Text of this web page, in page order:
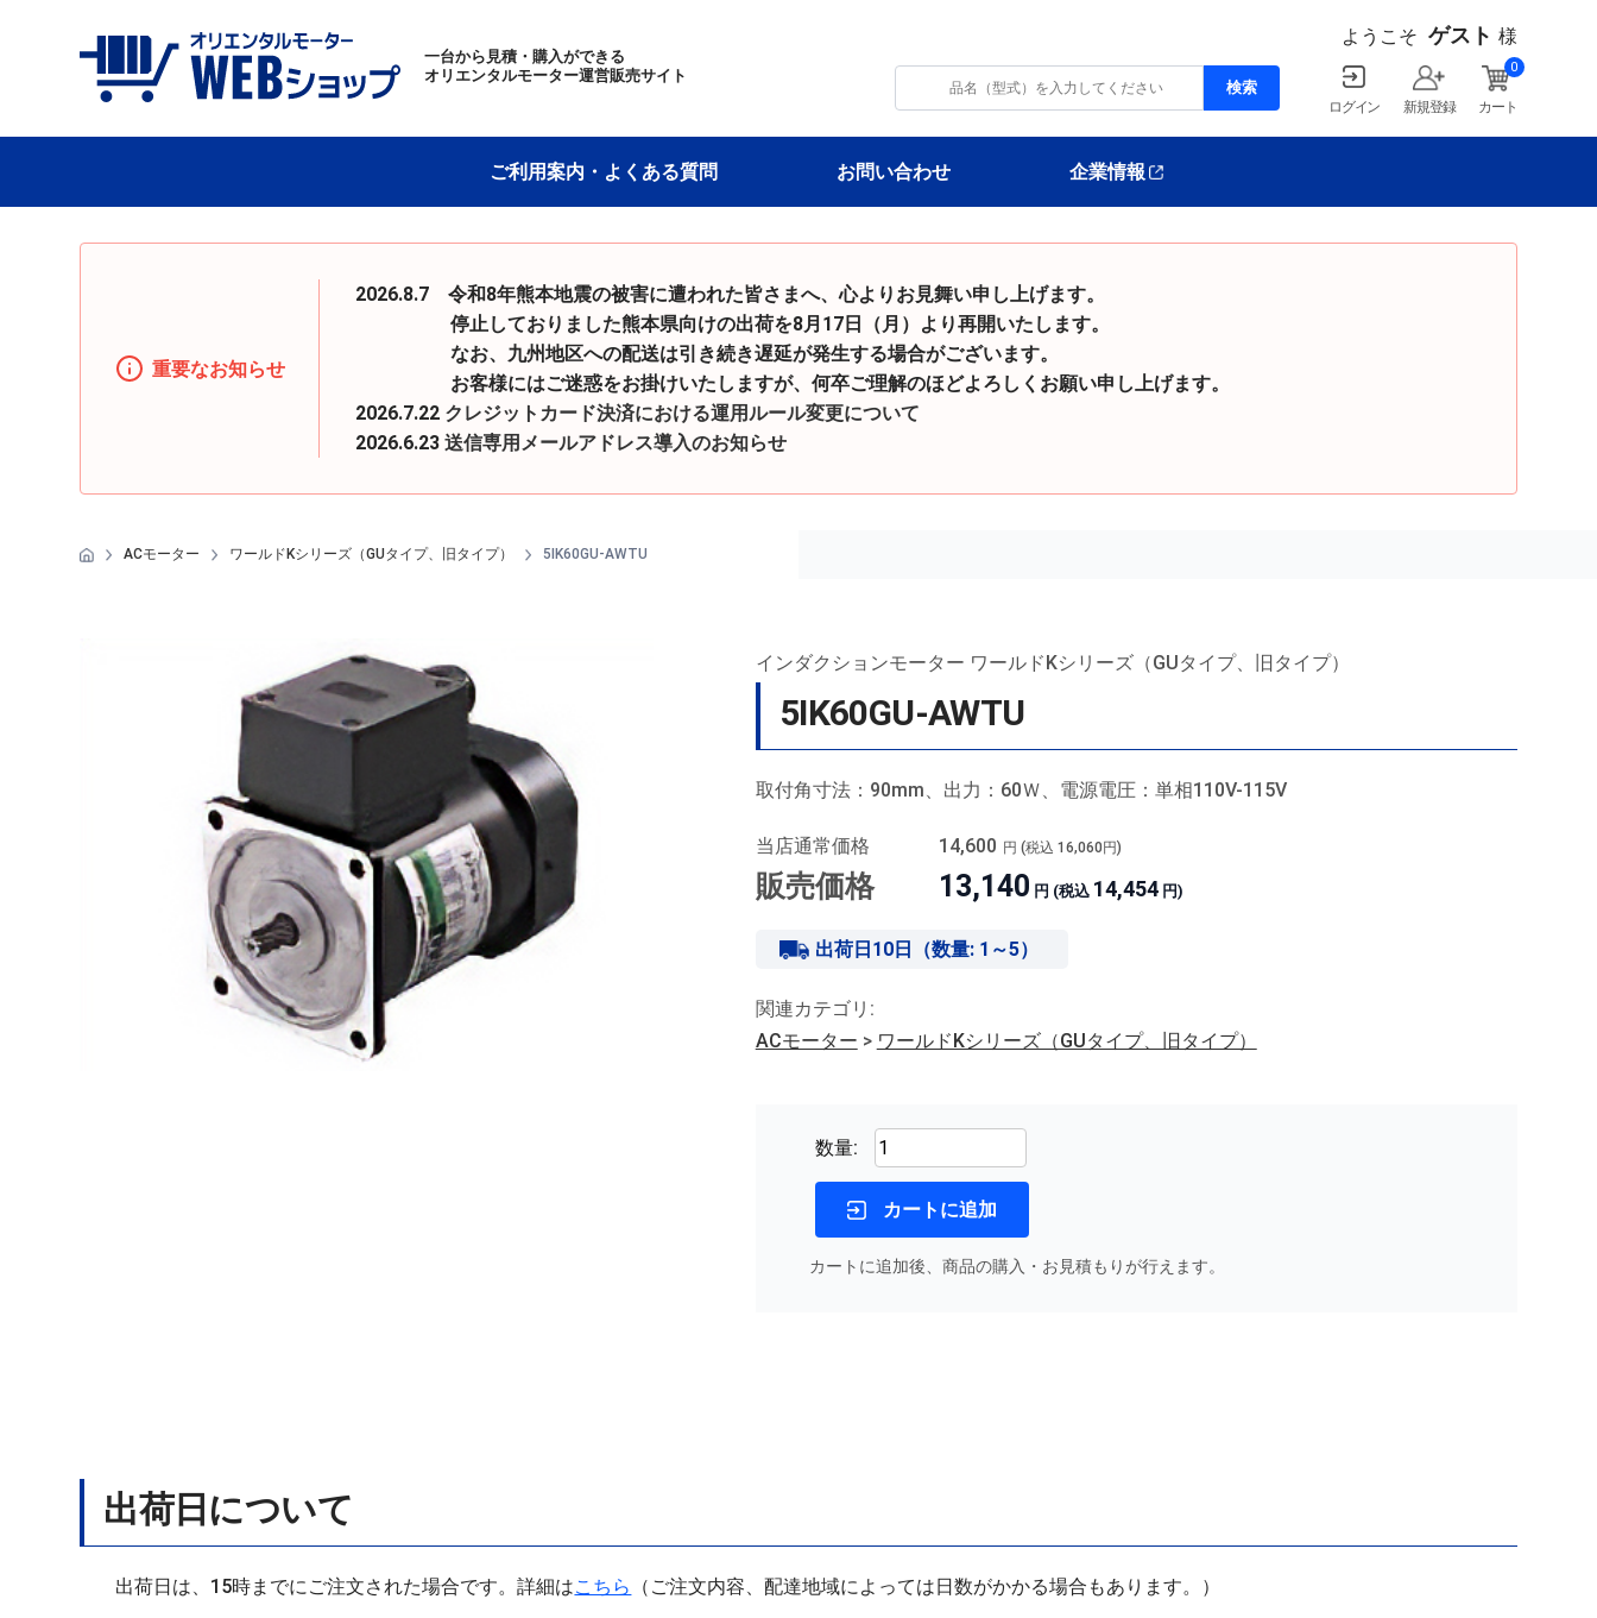
一台から見積・購入ができる
オリエンタルモーター運営販売サイト
ようこそ ゲスト 様
ログイン 新規登録 カート
0
ご利用案内・よくある質問 お問い合わせ 企業情報
重要なお知らせ
2026.8.7 令和8年熊本地震の被害に遭われた皆さまへ、心よりお見舞い申し上げます。
停止しておりました熊本県向けの出荷を8月17日（月）より再開いたします。
なお、九州地区への配送は引き続き遅延が発生する場合がございます。
お客様にはご迷惑をお掛けいたしますが、何卒ご理解のほどよろしくお願い申し上げます。
2026.7.22 クレジットカード決済における運用ルール変更について
2026.6.23送信専用メールアドレス導入のお知らせ
ACモーター ワールドKシリーズ（GUタイプ、旧タイプ） 5IK60GU-AWTU
インダクションモーター ワールドKシリーズ（GUタイプ、旧タイプ）
5IK60GU-AWTU
取付角寸法：90mm、出力：60Ｗ、電源電圧：単相110V-115V
当店通常価格 14,600 円 (税込 16,060円)
販売価格 13,140 円 (税込 14,454円)
出荷日10日（数量: 1～5）
関連カテゴリ:
ACモーター > ワールドKシリーズ（GUタイプ、旧タイプ）
数量:
カートに追加
カートに追加後、商品の購入・お見積もりが行えます。
出荷日について
出荷日は、15時までにご注文された場合です。詳細はこちら （ご注文内容、配達地域によっては日数がかかる場合もあります。）